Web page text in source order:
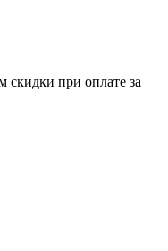
скидки при оплате за